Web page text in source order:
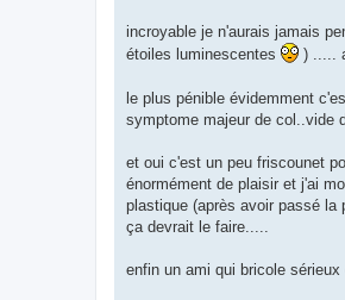
incroyable je n'aurais jamais
étoiles luminescentes
) .....
le plus pénible évidemment
symptome majeur de col..vide
et oui c'est un peu friscounet
énormément de plaisir et j'ai
plastique (après avoir passé
ça devrait le faire.....
enfin un ami qui bricole